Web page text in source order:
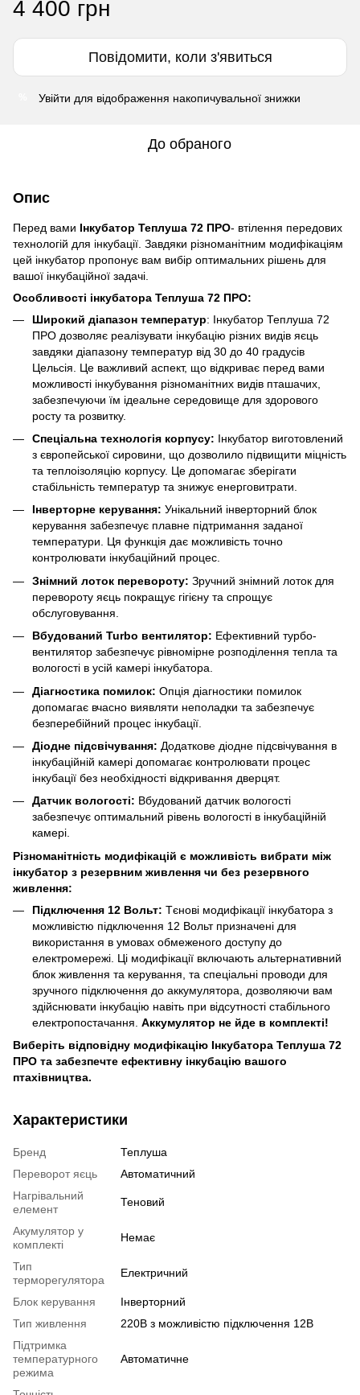
4 400 грн
Повідомити, коли з'явиться
Увійти для відображення накопичувальної знижки
До обраного
Опис
Перед вами Інкубатор Теплуша 72 ПРО- втілення передових
технологій для інкубації. Завдяки різноманітним модифікаціям
цей інкубатор пропонує вам вибір оптимальних рішень для
вашої інкубаційної задачі.
Особливості інкубатора Теплуша 72 ПРО:
Широкий діапазон температур: Інкубатор Теплуша 72
ПРО дозволяє реалізувати інкубацію різних видів яєць
завдяки діапазону температур від 30 до 40 градусів
Цельсія. Це важливий аспект, що відкриває перед вами
можливості інкубування різноманітних видів пташачих,
забезпечуючи їм ідеальне середовище для здорового
росту та розвитку.
Спеціальна технологія корпусу: Інкубатор виготовлений
з європейської сировини, що дозволило підвищити міцність
та теплоізоляцію корпусу. Це допомагає зберігати
стабільність температур та знижує енерговитрати.
Інверторне керування: Унікальний інверторний блок
керування забезпечує плавне підтримання заданої
температури. Ця функція дає можливість точно
контролювати інкубаційний процес.
Знімний лоток перевороту: Зручний знімний лоток для
перевороту яєць покращує гігієну та спрощує
обслуговування.
Вбудований Turbo вентилятор: Ефективний турбо-
вентилятор забезпечує рівномірне розподілення тепла та
вологості в усій камері інкубатора.
Діагностика помилок: Опція діагностики помилок
допомагає вчасно виявляти неполадки та забезпечує
безперебійний процес інкубації.
Діодне підсвічування: Додаткове діодне підсвічування в
інкубаційній камері допомагає контролювати процес
інкубації без необхідності відкривання дверцят.
Датчик вологості: Вбудований датчик вологості
забезпечує оптимальний рівень вологості в інкубаційній
камері.
Різноманітність модифікацій є можливість вибрати між
інкубатор з резервним живлення чи без резервного
живлення:
Підключення 12 Вольт: Тєнові модифікації інкубатора з
можливістю підключення 12 Вольт призначені для
використання в умовах обмеженого доступу до
електромережі. Ці модифікації включають альтернативний
блок живлення та керування, та спеціальні проводи для
зручного підключення до аккумулятора, дозволяючи вам
здійснювати інкубацію навіть при відсутності стабільного
електропостачання. Аккумулятор не йде в комплекті!
Виберіть відповідну модифікацію Інкубатора Теплуша 72
ПРО та забезпечте ефективну інкубацію вашого
птахівництва.
Характеристики
Бренд
Теплуша
Переворот яєць
Автоматичний
Нагрівальний
елемент
Теновий
Акумулятор у
комплекті
Немає
Тип
терморегулятора
Електричний
Блок керування
Інверторний
Тип живлення
220В з можливістю підключення 12В
Підтримка
температурного
режима
Автоматичне